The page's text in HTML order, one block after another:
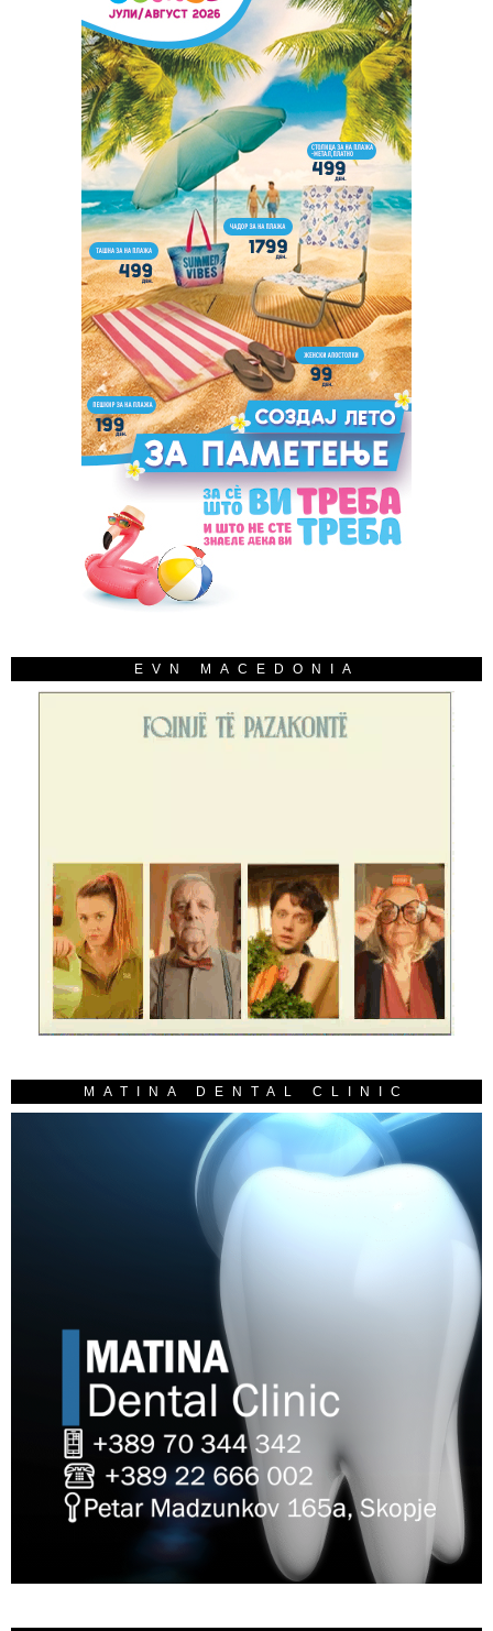
EVN MACEDONIA
MATINA DENTAL CLINIC